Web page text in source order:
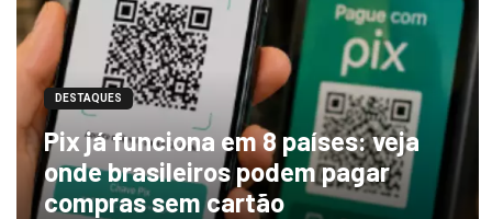
DESTAQUES
Pix já funciona em 8 países: veja
onde brasileiros podem pagar
compras sem cartão